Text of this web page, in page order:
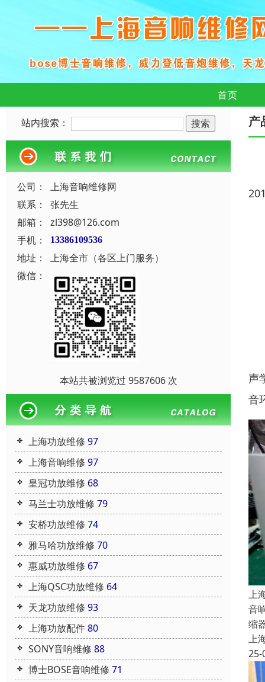
首页
站内搜索：
公司：
上海音响维修网
联系：
张先生
邮箱：
zl398@126.com
手机：
13386109536
地址：
上海全市（各区上门服务）
微信：
本站共被浏览过 9587606 次
上海功放维修 97
上海音响维修 97
皇冠功放维修 68
马兰士功放维修 79
安桥功放维修 74
雅马哈功放维修 70
惠威功放维修 67
上海QSC功放维修 64
天龙功放维修 93
上海功放配件80
SONY音响维修 88
博士BOSE音响维修 71
产
声
音
上
音
缩
上
25-